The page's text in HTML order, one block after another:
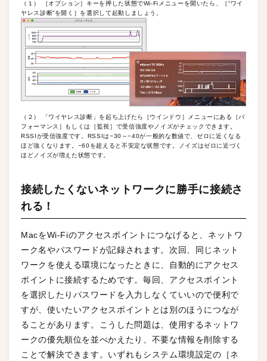
（１） ［オプション］キーを押した状態でWi-Fiメニューを開いたら、［“ワイ
ヤレス診断”を開く］を選択して起動しましょう。
（２） 「ワイヤレス診断」を起ち上げたら［ウインドウ］メニューにある［パ
フォーマンス］もしくは［監視］で受信強度やノイズがチェックできます。
RSSIが受信強度です。RSSIは−30～−40が一般的な数値で、ゼロに近くなる
ほど強くなります。−60を超えると不安定な状態です。ノイズはゼロに近づく
ほどノイズが増えた状態です。
接続したくないネットワークに勝手に接続さ
れる！
MacをWi-Fiのアクセスポイントにつなげると、ネットワ
ーク名やパスワードが記録されます。次回、同じネット
ワークを使える環境になったときに、自動的にアクセス
ポイントに接続するためです。毎回、アクセスポイント
を選択したりパスワードを入力しなくていいので便利で
すが、使いたいアクセスポイントとは別のほうにつなが
ることがあります。こうした問題は、使用するネットワ
ークの優先順位を並べかえたり、不要な情報を削除する
ことで解決できます。いずれもシステム環境設定の［ネ